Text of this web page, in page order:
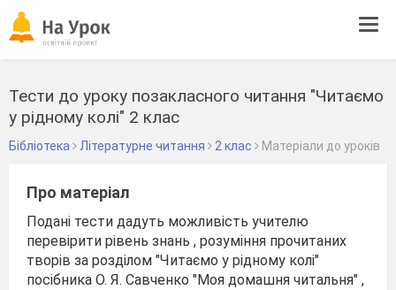
Тести до уроку позакласного читання "Читаємо
у рідному колі" 2 клас
Бібліотека Літературне читання 2 клас Матеріали до уроків
Про матеріал
Подані тести дадуть можливість учителю
перевірити рівень знань , розуміння прочитаних
творів за розділом "Читаємо у рідному колі"
посібника О. Я. Савченко "Моя домашня читальня" ,